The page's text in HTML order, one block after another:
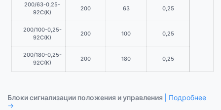
200/63-0,25-
92С(К)
200 63 0,25
200/100-0,25-
92С(К)
200 100 0,25
200/180-0,25-
92С(К)
200 180 0,25
Блоки сигнализации положения и управления
| Подробнее
→